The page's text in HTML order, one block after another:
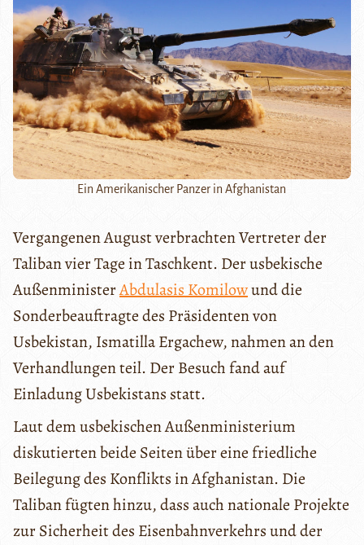
Ein Amerikanischer Panzer in Afghanistan
Vergangenen August verbrachten Vertreter der
Taliban vier Tage in Taschkent. Der usbekische
AußenministerAbdulasis Komilowund die
Sonderbeauftragte des Präsidenten von
Usbekistan, Ismatilla Ergachew, nahmen an den
Verhandlungen teil. Der Besuch fand auf
Einladung Usbekistans statt.
Laut dem usbekischen Außenministerium
diskutierten beide Seiten über eine friedliche
Beilegung des Konflikts in Afghanistan. Die
Taliban fügten hinzu, dass auch nationale Projekte
zur Sicherheit des Eisenbahnverkehrs und der